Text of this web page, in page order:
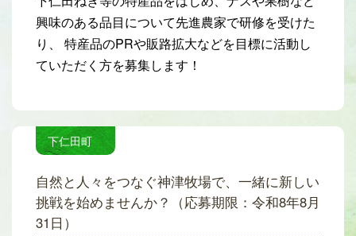
興味のある品目について先進農家で研修を受けた
り、 特産品のPRや販路拡大などを目標に活動し
ていただく方を募集します！
下仁田町
自然と人々をつなぐ神津牧場で、一緒に新しい
挑戦を始めませんか？（応募期限：令和8年8月
31日）